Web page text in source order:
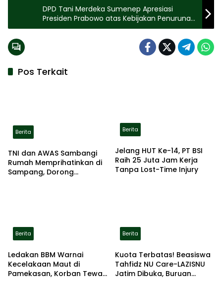
DPD Tani Merdeka Sumenep Apresiasi
Presiden Prabowo atas Kebijakan Penurunan
HET Pupuk Bersubsidi
Pos Terkait
Berita
TNI dan AWAS Sambangi
Rumah Memprihatinkan di
Sampang, Dorong
Berita
Jelang HUT Ke-14, PT BSI
Raih 25 Juta Jam Kerja
Tanpa Lost-Time Injury
Berita
Ledakan BBM Warnai
Kecelakaan Maut di
Pamekasan, Korban Tewas
Berita
Kuota Terbatas! Beasiswa
Tahfidz NU Care-LAZISNU
Jatim Dibuka, Buruan